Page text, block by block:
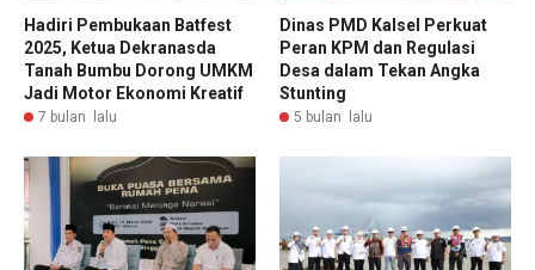
Hadiri Pembukaan Batfest
2025, Ketua Dekranasda
Tanah Bumbu Dorong UMKM
Jadi Motor Ekonomi Kreatif
7 bulan lalu
Dinas PMD Kalsel Perkuat
Peran KPM dan Regulasi
Desa dalam Tekan Angka
Stunting
5 bulan lalu